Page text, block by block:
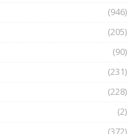
(946)
(205)
(90)
(231)
(228)
(2)
(372)